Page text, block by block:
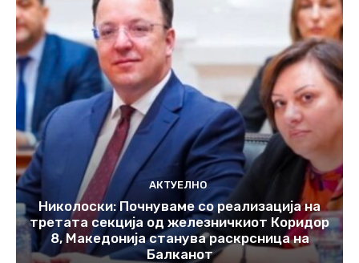
АКТУЕЛНО
Николоски: Почнуваме со реализација на
третата секција од железничкиот Коридор
8, Македонија станува раскрсница на
Балканот